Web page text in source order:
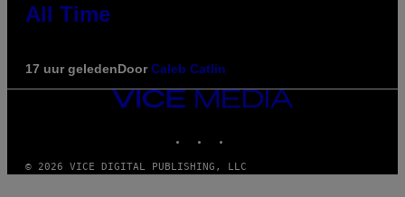
All Time
17 uur geledenDoorCaleb Catlin
VICE
MEDIA
© 2026 VICE DIGITAL PUBLISHING, LLC